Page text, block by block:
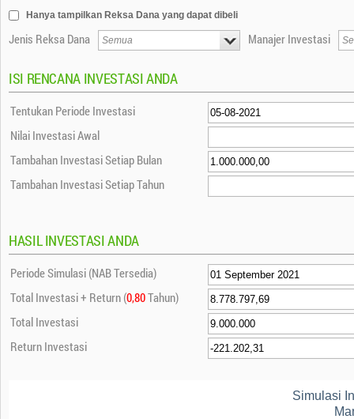
Hanya tampilkan Reksa Dana yang dapat dibeli
Jenis Reksa Dana Manajer Investasi
ISI RENCANA INVESTASI ANDA
Tentukan Periode Investasi
Nilai Investasi Awal
Tambahan Investasi Setiap Bulan
Tambahan Investasi Setiap Tahun
HASIL INVESTASI ANDA
Periode Simulasi (NAB Tersedia)
Total Investasi + Return (0,80Tahun)
Total Investasi
Return Investasi
Simulasi